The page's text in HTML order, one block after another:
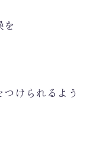
けられるよう